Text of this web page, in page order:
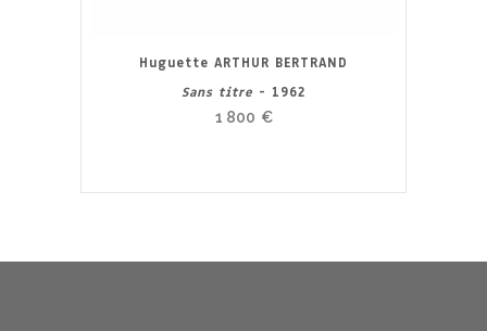
Huguette ARTHUR BERTRAND
Sans titre - 1962
1 800 €